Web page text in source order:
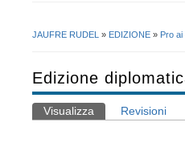
JAUFRE RUDEL » EDIZIONE » Pro
Edizione
Schede primarie
Visualizza (scheda attiva)
Revisioni